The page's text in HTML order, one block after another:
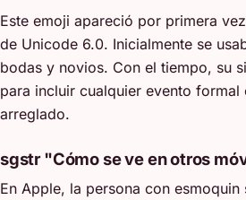
Este emoji apareció por primera
de Unicode 6.0. Inicialmente se
bodas y novios. Con el tiempo, su
para incluir cualquier evento formal
arreglado.
sgstr "Cómo se ve en otros
En Apple, la persona con esmoquin